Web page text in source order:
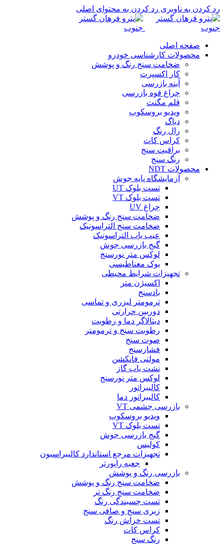
رد کردن به ناوبری رد کردن به محتوای اصلی
صفحه اصلی
محصولات کارشناسی خودرو
ضخامت سنج رنگ و پوشش
کار اکسپرت
آینه بازرسی
چراغ قوه بازرسی
قلم مگنت
ویدیو بروسکوپ
دیاگ
رال رنگ
کراس کات
براقیت سنج
رنگ سنج
محصولات NDT
آزمایشگاه پایه جوش
تست بلوک UT
تست بلوک VT
چراغ UV
ضخامت سنج رنگ و پوشش
ضخامت سنج التراسونیک
عیب یاب التراسونیک
گیج بازرسی جوش
لوکس متر نورسنج
یوک مغناطیسی
تجهیزات شرایط محیطی
اکسیژن متر
بادسنج
ترمومتر لیزری و تماسی
دوربین حرارتی
دیتالاگر دما و رطوبت
رطوبت سنج و ترمومتر
صوت سنج
فشارسنج
مولتی فانکشن
نشت یاب گاز
لوکس متر نورسنج
کالیبراتور
کالیبراتور دما
بازرسی چشمی VT
ویدیو بروسکوپ
تست بلوک VT
گیج بازرسی جوش
کولیس
تجهیزات مرجع استاندارد کالیبراسیون
جعبه راپورتر
بازرسی رنگ و پوشش
ضخامت سنج رنگ و پوشش
ضخامت سنج رنگ تر
تست چسبندگی رنگ
زبری سنج و صافی سنج
تست خراش رنگ
کراس کات
رنگ سنج